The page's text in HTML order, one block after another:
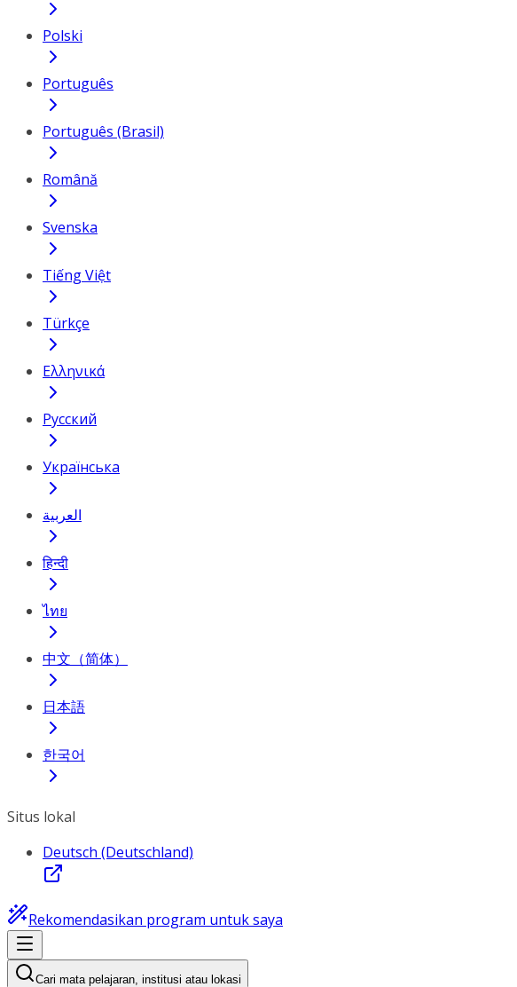
Polski
Português
Português (Brasil)
Română
Svenska
Tiếng Việt
Türkçe
Ελληνικά
Русский
Українська
العربية
हिन्दी
ไทย
中文（简体）
日本語
한국어
Situs lokal
Deutsch (Deutschland)
Rekomendasikan program untuk saya
Cari mata pelajaran, institusi atau lokasi